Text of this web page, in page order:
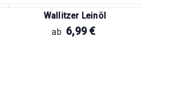
Wallitzer Leinöl
ab 6,99€